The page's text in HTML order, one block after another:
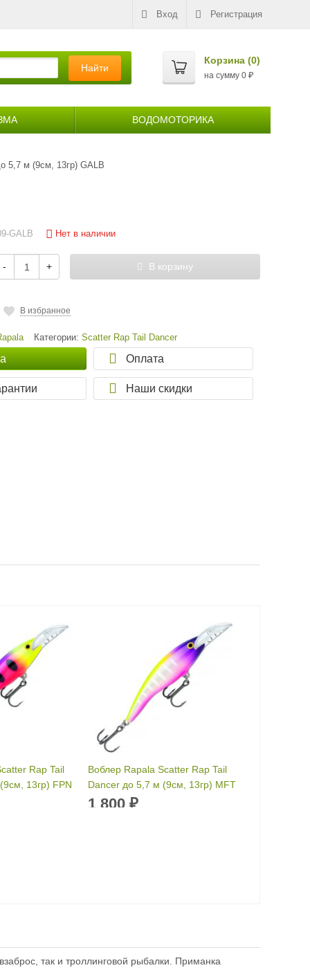
Вход Регистрация
Найти
Корзина (0)
на сумму 0 ₽
ВОДОМОТОРИКА
5,7 м (9см, 13гр) GALB
GALB Нет в наличии
- + В корзину
В избранное
Категории:Scatter Rap Tail Dancer
Оплата
Наши скидки
Rap Tail
13гр) FPN
Воблер Rapala Scatter Rap Tail
Dancer до 5,7 м (9см, 13гр) MFT
1 800 ₽
так и троллинговой рыбалки. Приманка